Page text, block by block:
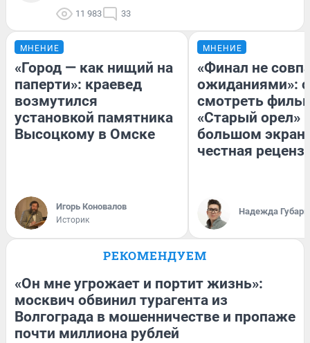
11 983 33
МНЕНИЕ
«Город — как нищий на
паперти»: краевед
возмутился
установкой памятника
Высоцкому в Омске
Игорь Коновалов
Историк
МНЕНИЕ
«Финал не
ожиданиями»:
смотреть
«Старый орел»
большом
честная
Надежда Губарь
РЕКОМЕНДУЕМ
«Он мне угрожает и портит жизнь»:
москвич обвинил турагента из
Волгограда в мошенничестве и пропаже
почти миллиона рублей